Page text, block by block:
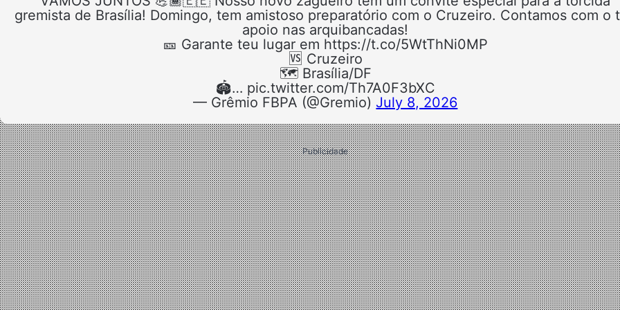
gremista de Brasília! Domingo, tem amistoso preparatório com o Cruzeiro. Contamos com o
apoio nas arquibancadas!
🎫 Garante teu lugar em https://t.co/5WtThNi0MP
🆚 Cruzeiro
🗺️ Brasília/DF
🏟️… pic.twitter.com/Th7A0F3bXC
— Grêmio FBPA (@Gremio) July 8, 2026
Publicidade